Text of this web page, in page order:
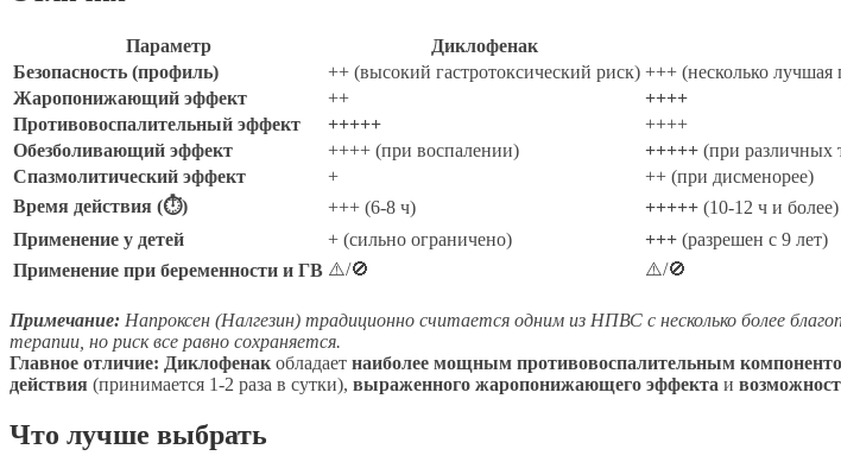
Параметр Диклофенак
Безопасность (профиль)
++ (высокий гастротоксический риск) +++ (несколько
Жаропонижающий эффект
++
++++
Противовоспалительный эффект
+++++
++++
Обезболивающий эффект
++++ (при воспалении) +++++ (при различных
Спазмолитический эффект
+
++ (при дисменорее)
Время действия (⏱)
+++ (6-8 ч) +++++ (10-12 ч и более)
Применение у детей
+ (сильно ограничено) +++ (разрешен с 9 лет)
Применение при беременности и ГВ ⚠️/🚫 ⚠️/🚫
Примечание: Напроксен (Налгезин) традиционно считается одним из НПВС с несколько более
терапии, но риск все равно сохраняется.
Главное отличие: Диклофенак обладает наиболее мощным противовоспалительным
действия (принимается 1-2 раза в сутки), выраженного жаропонижающего эффекта и
Что лучше выбрать